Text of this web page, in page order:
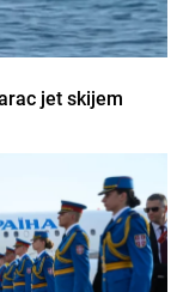
jet skijem